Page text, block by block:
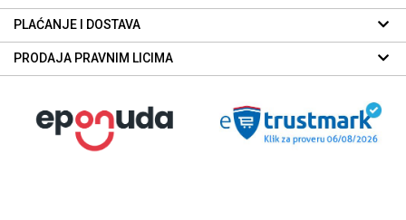
PLAĆANJE I DOSTAVA
PRODAJA PRAVNIM LICIMA